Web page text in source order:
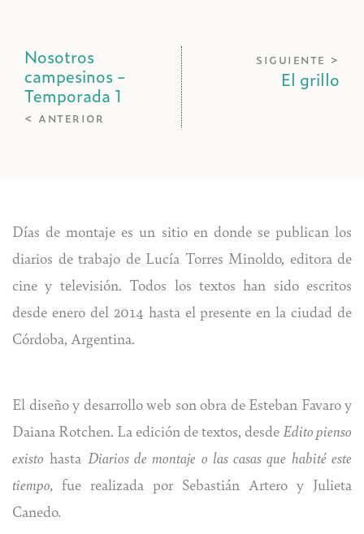
Nosotros
campesinos -
Temporada 1
< anterior
siguiente >
El grillo
Días de montaje es un sitio en donde se publican los
diarios de trabajo de Lucía Torres Minoldo, editora de
cine y televisión. Todos los textos han sido escritos
desde enero del 2014 hasta el presente en la ciudad de
Córdoba, Argentina.
El diseño y desarrollo web son obra de Esteban Favaroy
Daiana Rotchen. La edición de textos, desdeEdito pienso
existo hasta Diarios de montaje o las casas que habité este
tiempo, fue realizada por Sebastián Artero y Julieta
Canedo.